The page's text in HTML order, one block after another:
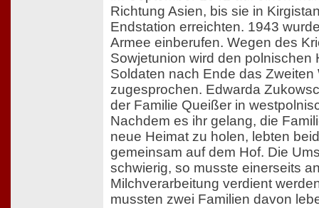
Richtung Asien, bis sie in
Endstation erreichten. 1943
Armee einberufen. Wegen des
Sowjetunion wird den polnischen
Soldaten nach Ende das Zweiten
zugesprochen. Edwarda
der Familie Queißer in
Nachdem es ihr gelang, die
neue Heimat zu holen, lebten
gemeinsam auf dem Hof. Die
schwierig, so musste einerseits
Milchverarbeitung verdient
mussten zwei Familien davon